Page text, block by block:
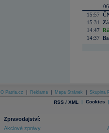
15:57
15:31
14:47
14:37
O Patria.cz Reklama Mapa Stránek Skupina
RSS / XML | Cookies |
Zpravodajství:
Akciové zprávy